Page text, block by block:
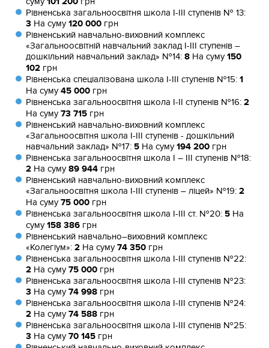
Рівненська загальноосвітня школа І-ІІІ ступенів № 13:
3 На суму120 000 грн
Рівненський навчально-виховний комплекс
«Загальноосвітній навчальний заклад І-ІІІ ступенів –
дошкільний навчальний заклад» №14:8 На суму150
102 грн
Рівненська спеціалізована школа І-ІІІ ступенів №15:1
На суму45 000 грн
Рівненська загальноосвітня школа І-ІІ ступенів №16:2
На суму73 715 грн
Рівненський навчально-виховний комплекс
«Загальноосвітня школа І-ІІІ ступенів - дошкільний
навчальний заклад» №17: 5 На суму194 200 грн
Рівненська загальноосвітня школа І – ІІІ ступенів №18:
2 На суму89 944 грн
Рівненський навчально-виховний комплекс
«Загальноосвітня школа І-ІІІ ступенів – ліцей» №19:2
На суму75 000 грн
Рівненська загальноосвітня школа І-ІІІ ст. №20: 5 На
суму158 386 грн
Рівненський навчально–виховний комплекс
«Колегіум»:2 На суму74 350 грн
Рівненська загальноосвітня школа І-ІІІ ступенів №22:
2 На суму75 000 грн
Рівненська загальноосвітня школа І-ІІІ ступенів №23:
3 На суму74 998 грн
Рівненська загальноосвітня школа І-ІІІ ступенів №24:
2 На суму74 588 грн
Рівненська загальноосвітня школа І-ІІІ ступенів №25:
3 На суму70 145 грн